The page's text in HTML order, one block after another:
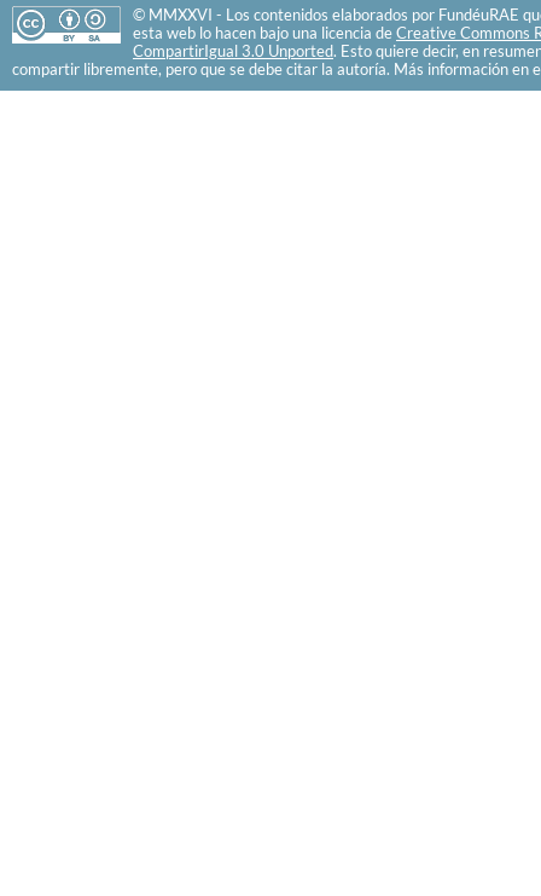
© MMXXVI - Los contenidos elaborados por FundéuRAE
esta web lo hacen bajo una licencia de Creative Commons
CompartirIgual 3.0 Unported. Esto quiere decir, en
compartir libremente, pero que se debe citar la autoría. Más información en